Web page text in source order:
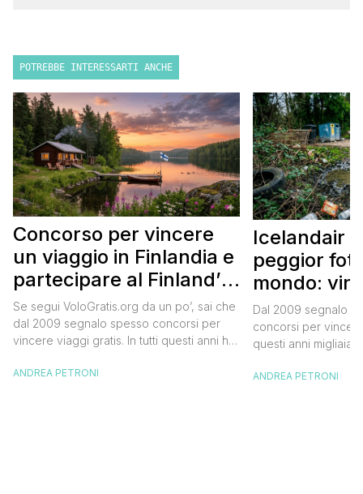
POTREBBE INTERESSARTI ANCHE
Concorso per vincere
un viaggio in Finlandia e
partecipare al Finland’s
Official Tasting
Se segui VoloGratis.org da un po’, sai che
dal 2009 segnalo spesso concorsi per
vincere viaggi gratis. In tutti questi anni ho
destinazioni incredibili grazie a queste
ANDREA PETRONI
Icelandair
peggior
mondo:
in Islanda
dollari
Dal 2009 segnalo
concorsi per
questi anni migliaia
segnalazioni
ANDREA PETRONI